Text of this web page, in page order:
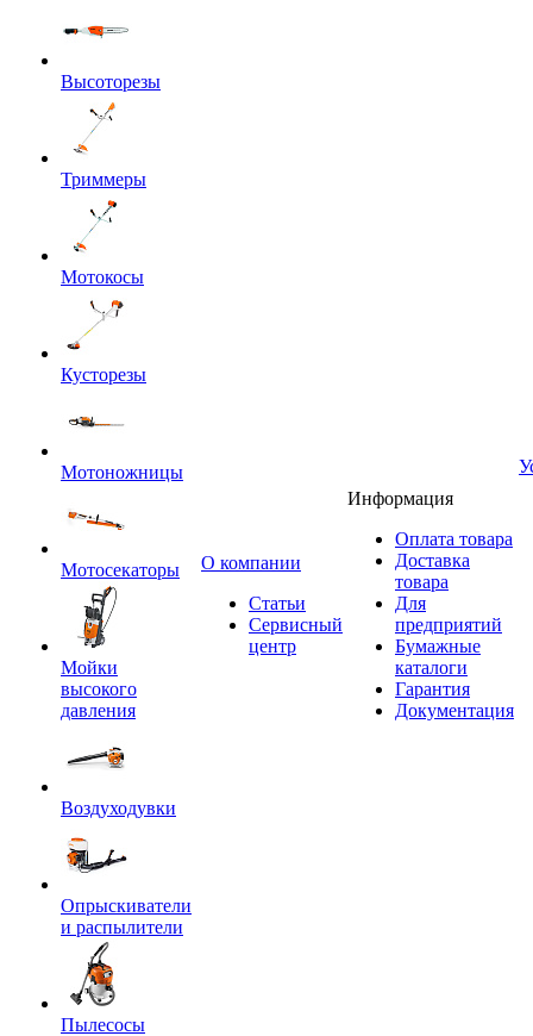
Высоторезы
Триммеры
Мотокосы
Кусторезы
Мотоножницы
Мотосекаторы
Мойки
высокого
давления
Воздуходувки
Опрыскиватели
и распылители
Пылесосы
O компании
Статьи
Сервисный
центр
Информация
Оплата товара
Доставка
товара
Для
предприятий
Бумажные
каталоги
Гарантия
Документация